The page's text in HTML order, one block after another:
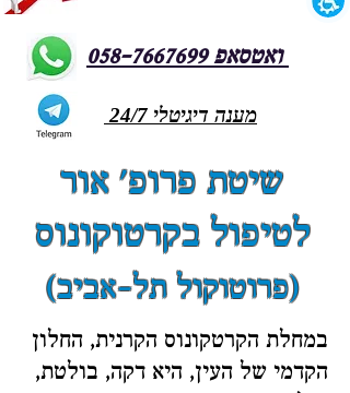
ואטסאפ 058-7667699
מענה דיגיטלי 24/7
שיטת פרופ' אור
לטיפול בקרטוקונוס
(פרוטוקול תל-אביב)
במחלת הקרטקונוס הקרנית, החלון
הקדמי של העין, היא דקה, בולטת,